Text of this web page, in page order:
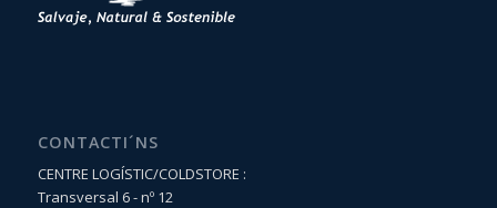
CONTACTI´NS
CENTRE LOGÍSTIC/COLDSTORE :
Transversal 6 - nº 12